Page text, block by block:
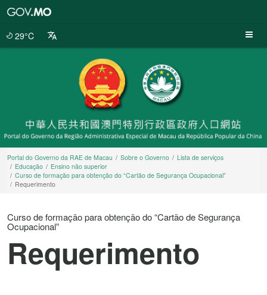
29°C
Portal do Governo da RAE de Macau Sobre o Governo
Lista de serviços
Educação
Ensino não superior
Curso de formação para obtenção do “Cartão de Segurança Ocupacional”
Requerimento
Curso de formação para obtenção do “Cartão de Segurança
Ocupacional”
Requerimento